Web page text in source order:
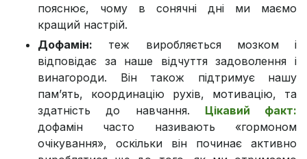
пояснює, чому в сонячні дні ми маємо
кращий настрій.
Дофамін: теж виробляється мозком і
відповідає за наше відчуття задоволення і
винагороди. Він також підтримує нашу
пам’ять, координацію рухів, мотивацію, та
здатність до навчання. Цікавий факт:
дофамін часто називають «гормоном
очікування», оскільки він починає активно